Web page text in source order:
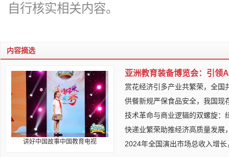
自行核实相关内容。
内容摘选
讲好中国故事中国教育电视
亚洲教育装备博览会：引领
赏花经济引多产业共繁荣，全国
供餐新规严保食品安全，我国现
技术革命与商业逻辑的双螺旋：
快递业繁荣助推经济高质量发展
2024年全国演出市场总收入增